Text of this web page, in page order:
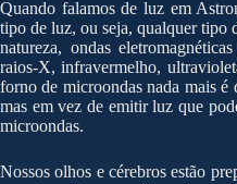
Quando falamos de luz em
tipo de luz, ou seja, qualquer tipo
natureza, ondas
raios-X, infravermelho,
forno de microondas nada mais é
mas em vez de emitir luz que
microondas.
Nossos olhos e cérebros estão